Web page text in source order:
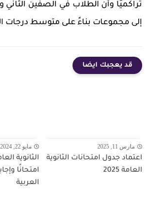
تراكميًا وأن الطلاب في الصفين الثاني
إلى مجموعات بناءً على متوسط ​​درجات
قد يعجبك ايضا
مارس 11, 2025
اعتماد جدول امتحانات الثانوية
العامة 2025
مايو 22, 2024
امتحانًا
العربية